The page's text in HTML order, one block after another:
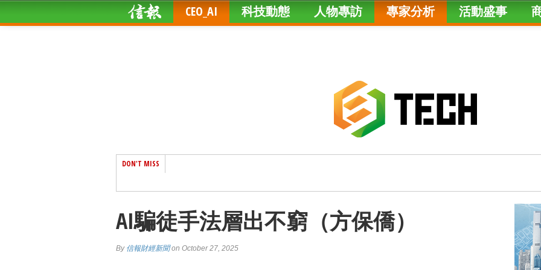
CEO_AI 科技動態 人物專訪 專家分析 活動盛事
DON'T MISS
AI騙徒手法層出不窮（方保僑）
By 信報財經新聞on October 27, 2025